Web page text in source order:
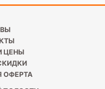
ЦЕНЫ
ОФЕРТА